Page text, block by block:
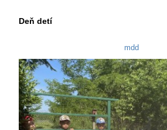
Deň detí
mdd